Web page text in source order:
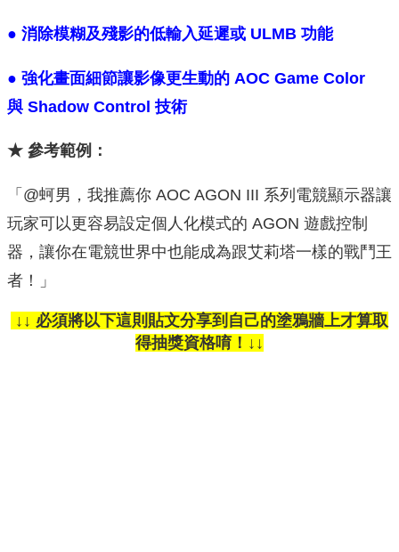
● 消除模糊及殘影的低輸入延遲或 ULMB 功能
● 強化畫面細節讓影像更生動的 AOC Game Color
與 Shadow Control 技術
★ 參考範例：
「@蚵男，我推薦你 AOC AGON III 系列電競顯示器讓
玩家可以更容易設定個人化模式的 AGON 遊戲控制
器，讓你在電競世界中也能成為跟艾莉塔一樣的戰鬥王
者！」
↓↓ 必須將以下這則貼文分享到自己的塗鴉牆上才算取
得抽獎資格唷！↓↓